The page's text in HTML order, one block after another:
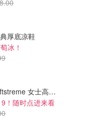
$34.95
en Rose Spa Time 泰迪
柔睡衬衫
en Rose
厚底凉鞋
冰！
lululemon Softstreme 女士高腰短裤 10cm
！随时点进来看